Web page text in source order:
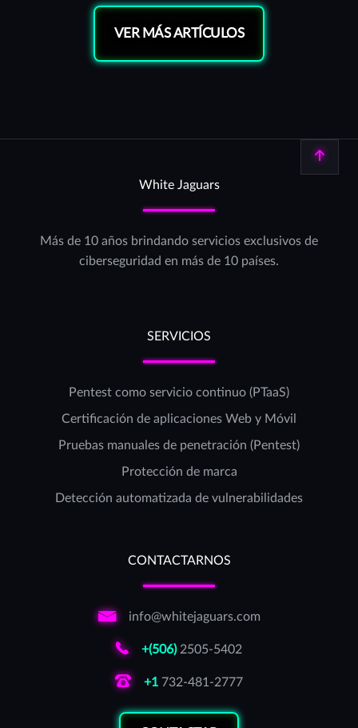
VER MÁS ARTÍCULOS
White Jaguars
Más de 10 años brindando servicios exclusivos de
ciberseguridad en más de 10 países.
SERVICIOS
Pentest como servicio continuo (PTaaS)
Certificación de aplicaciones Web y Móvil
Pruebas manuales de penetración (Pentest)
Protección de marca
Detección automatizada de vulnerabilidades
CONTACTARNOS
info@whitejaguars.com
+(506)2505-5402
+1 732-481-2777